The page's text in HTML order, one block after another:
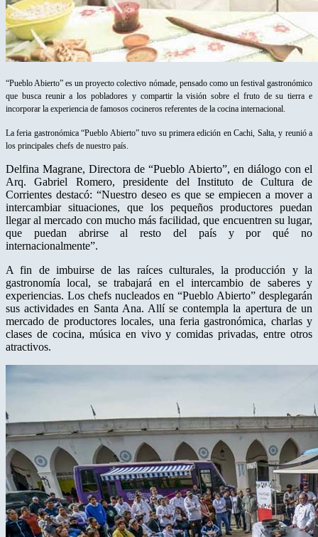
“Pueblo Abierto” es un proyecto colectivo nómade, pensado como un festival gastronómico
que busca reunir a los pobladores y compartir la visión sobre el fruto de su tierra e
incorporar la experiencia de famosos cocineros referentes de la cocina internacional.
La feria gastronómica “Pueblo Abierto” tuvo su primera edición en Cachi, Salta, y reunió a
los principales chefs de nuestro país.
Delfina Magrane, Directora de “Pueblo Abierto”, en diálogo con el
Arq. Gabriel Romero, presidente del Instituto de Cultura de
Corrientes destacó: “Nuestro deseo es que se empiecen a mover a
intercambiar situaciones, que los pequeños productores puedan
llegar al mercado con mucho más facilidad, que encuentren su lugar,
que puedan abrirse al resto del país y por qué no
internacionalmente”.
A fin de imbuirse de las raíces culturales, la producción y la
gastronomía local, se trabajará en el intercambio de saberes y
experiencias. Los chefs nucleados en “Pueblo Abierto” desplegarán
sus actividades en Santa Ana. Allí se contempla la apertura de un
mercado de productores locales, una feria gastronómica, charlas y
clases de cocina, música en vivo y comidas privadas, entre otros
atractivos.